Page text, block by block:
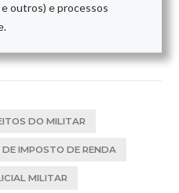
outros) e processos
DO MILITAR
DE IMPOSTO DE RENDA
MILITAR